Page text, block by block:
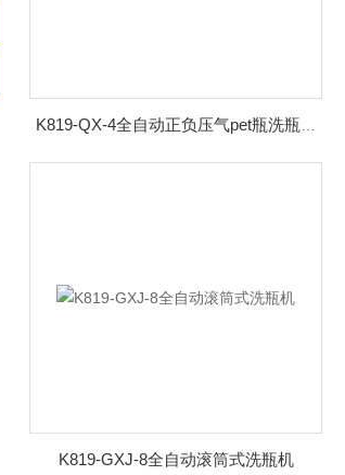
K819-GXJ-8全自动滚筒式洗瓶机